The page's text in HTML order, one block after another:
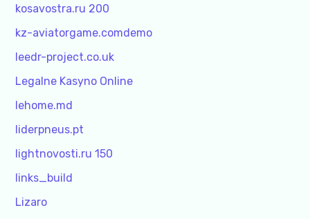
kosavostra.ru 200
kz-aviatorgame.comdemo
leedr-project.co.uk
Legalne Kasyno Online
lehome.md
liderpneus.pt
lightnovosti.ru 150
links_build
Lizaro